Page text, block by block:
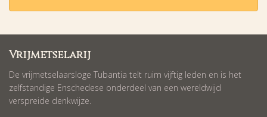
Vrijmetselarij
De vrijmetselaarsloge Tubantia telt ruim vijftig leden en is het
zelfstandige Enschedese onderdeel van een wereldwijd
verspreide denkwijze.